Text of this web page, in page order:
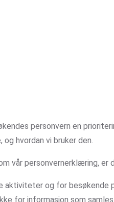
personvern en
hvordan vi bruker den.
vår personvernerklæring,
og for
for informasjon som